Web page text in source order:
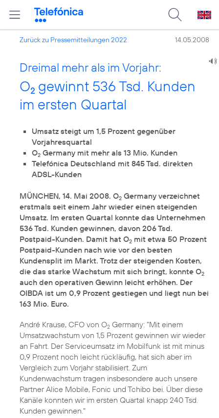
Zurück zu Pressemitteilungen 2022 14.05.2008
Dreimal mehr als im Vorjahr:
O2 gewinnt 536 Tsd. Kunden
im ersten Quartal
Umsatz steigt um 1,5 Prozent gegenüber
Vorjahresquartal
O2 Germany mit mehr als 13 Mio. Kunden
Telefónica Deutschland mit 845 Tsd. direkten
ADSL-Kunden
MÜNCHEN, 14. Mai 2008. O2 Germany verzeichnet
erstmals seit einem Jahr wieder einen steigenden
Umsatz. Im ersten Quartal konnte das Unternehmen
536 Tsd. Kunden gewinnen, davon 206 Tsd.
Postpaid-Kunden. Damit hat O2 mit etwa 50 Prozent
Postpaid-Kunden nach wie vor den besten
Kundensplit im Markt. Trotz der steigenden Kosten,
die das starke Wachstum mit sich bringt, konnte O2
auch den operativen Gewinn leicht erhöhen. Der
OIBDA ist um 0,9 Prozent gestiegen und liegt nun bei
163 Mio. Euro.
André Krause, CFO von O2 Germany: "Mit einem
Umsatzwachstum von 1,5 Prozent gewinnen wir wieder
an Fahrt. Der Serviceumsatz im Mobilfunk ist mit minus
0,9 Prozent noch leicht rückläufig, hat sich aber im
Vergleich zum Vorjahr stabilisiert. Zum
Kundenwachstum tragen insbesondere auch unsere
Partner Alice Mobile, Fonic und Tchibo bei. Über diese
Kanäle konnten wir im ersten Quartal knapp 240 Tsd.
Kunden gewinnen."